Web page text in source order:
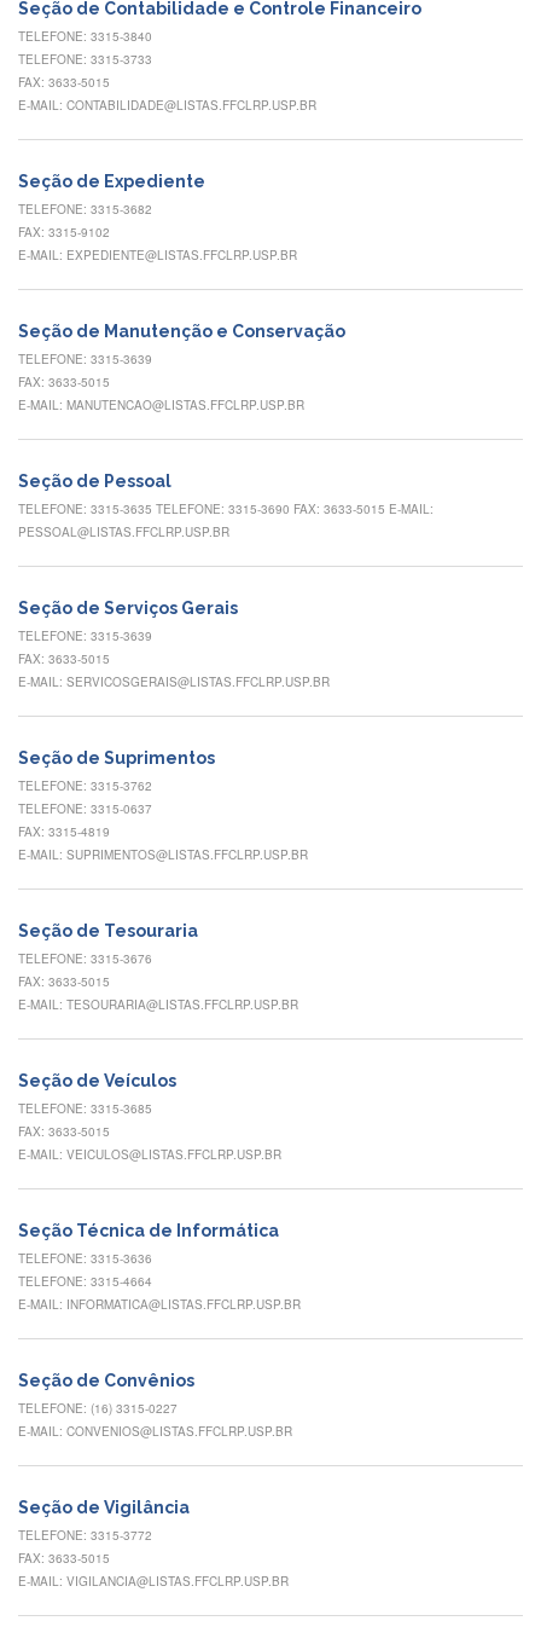
CULTURA
E
EXTENSÃO
e
Projetos
Ciências
Empresas
Cursos
e
Atividades
e
Editais
Notícias
Eventos
Contato
INCLUSÃO
Apresentação
Regimento
Portarias
e
Eventos
de
Inclusão
Pertencimento
Apoio
estudantil
Você
não
Reuniões
Conheça
Formulários
Contato
INTERNACIONALIZAÇÃO
Seção de Contabilidade e Controle Financeiro
TELEFONE: 3315-3840
TELEFONE: 3315-3733
FAX: 3633-5015
E-MAIL: CONTABILIDADE@LISTAS.FFCLRP.USP.BR
Seção de Expediente
TELEFONE: 3315-3682
FAX: 3315-9102
E-MAIL: EXPEDIENTE@LISTAS.FFCLRP.USP.BR
Seção de Manutenção e Conservação
TELEFONE: 3315-3639
FAX: 3633-5015
E-MAIL: MANUTENCAO@LISTAS.FFCLRP.USP.BR
Seção de Pessoal
TELEFONE: 3315-3635 TELEFONE: 3315-3690 FAX: 3633-5015 E-MAIL:
PESSOAL@LISTAS.FFCLRP.USP.BR
Seção de Serviços Gerais
TELEFONE: 3315-3639
FAX: 3633-5015
E-MAIL: SERVICOSGERAIS@LISTAS.FFCLRP.USP.BR
Seção de Suprimentos
TELEFONE: 3315-3762
TELEFONE: 3315-0637
FAX: 3315-4819
E-MAIL: SUPRIMENTOS@LISTAS.FFCLRP.USP.BR
Seção de Tesouraria
TELEFONE: 3315-3676
FAX: 3633-5015
E-MAIL: TESOURARIA@LISTAS.FFCLRP.USP.BR
Seção de Veículos
TELEFONE: 3315-3685
FAX: 3633-5015
E-MAIL: VEICULOS@LISTAS.FFCLRP.USP.BR
Seção Técnica de Informática
TELEFONE: 3315-3636
TELEFONE: 3315-4664
E-MAIL: INFORMATICA@LISTAS.FFCLRP.USP.BR
Seção de Convênios
TELEFONE: (16) 3315-0227
E-MAIL: CONVENIOS@LISTAS.FFCLRP.USP.BR
Seção de Vigilância
TELEFONE: 3315-3772
FAX: 3633-5015
E-MAIL: VIGILANCIA@LISTAS.FFCLRP.USP.BR